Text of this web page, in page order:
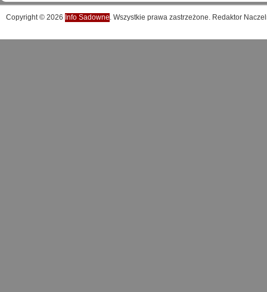
Copyright © 2026 Info Sadowne. Wszystkie prawa zastrzeżone. Redaktor